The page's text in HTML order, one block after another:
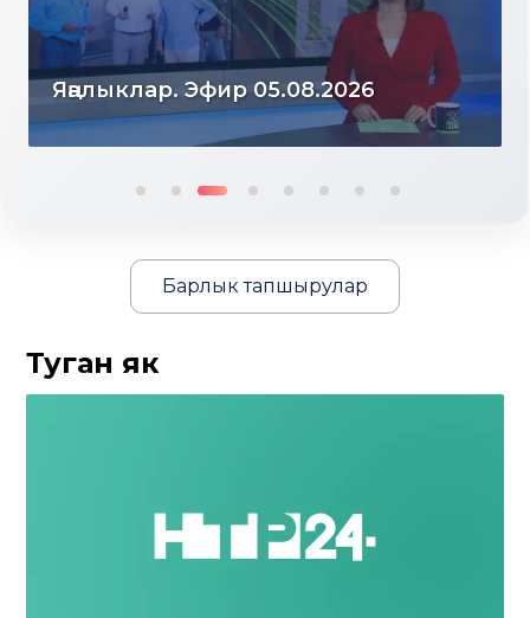
Яңалыклар. Эфир 05.08.2026
Барлык тапшырулар
Туган як